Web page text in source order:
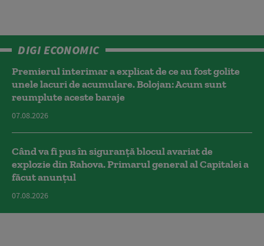
DIGI ECONOMIC
Premierul interimar a explicat de ce au fost golite
unele lacuri de acumulare. Bolojan: Acum sunt
reumplute aceste baraje
07.08.2026
Când va fi pus în siguranță blocul avariat de
explozie din Rahova. Primarul general al Capitalei a
făcut anunțul
07.08.2026